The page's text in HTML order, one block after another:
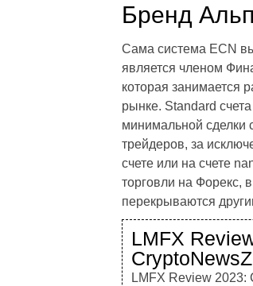
Бренд
Сама система ECN
является членом
которая занимается
рынке. Standard
минимальной сделки
трейдеров, за
счете или на счете
торговли на Форекс,
перекрываются
LMFX
CryptoNewsZ
LMFX Review 2023: